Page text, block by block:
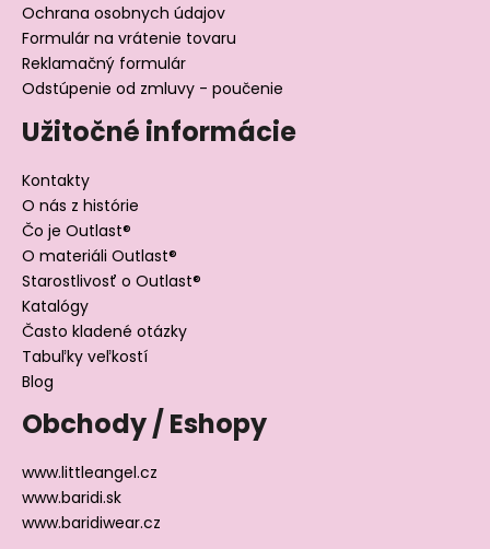
Ochrana osobnych údajov
Formulár na vrátenie tovaru
Reklamačný formulár
Odstúpenie od zmluvy - poučenie
Užitočné informácie
Kontakty
O nás z histórie
Čo je Outlast®
O materiáli Outlast®
Starostlivosť o Outlast®
Katalógy
Často kladené otázky
Tabuľky veľkostí
Blog
Obchody / Eshopy
www.littleangel.cz
www.baridi.sk
www.baridiwear.cz